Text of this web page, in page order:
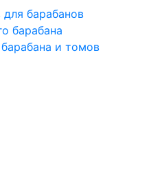
барабанов
барабана
и томов